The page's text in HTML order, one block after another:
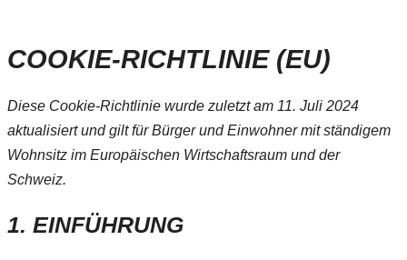
COOKIE-RICHTLINIE (EU)
Diese Cookie-Richtlinie wurde zuletzt am 11. Juli 2024
aktualisiert und gilt für Bürger und Einwohner mit ständigem
Wohnsitz im Europäischen Wirtschaftsraum und der
Schweiz.
1. EINFÜHRUNG